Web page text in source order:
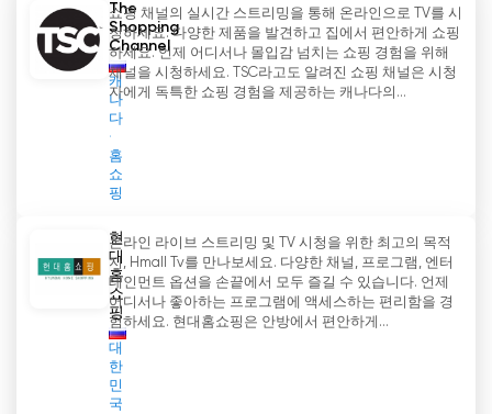
The
Shopping
Channel
캐
나
다
홈
쇼
핑
쇼핑 채널의 실시간 스트리밍을 통해 온라인으로 TV를 시
청하세요. 다양한 제품을 발견하고 집에서 편안하게 쇼핑
하세요. 언제 어디서나 몰입감 넘치는 쇼핑 경험을 위해
채널을 시청하세요. TSC라고도 알려진 쇼핑 채널은 시청
자에게 독특한 쇼핑 경험을 제공하는 캐나다의...
현
대
홈
쇼
핑
대
한
민
국
온라인 라이브 스트리밍 및 TV 시청을 위한 최고의 목적
지, Hmall Tv를 만나보세요. 다양한 채널, 프로그램, 엔터
테인먼트 옵션을 손끝에서 모두 즐길 수 있습니다. 언제
어디서나 좋아하는 프로그램에 액세스하는 편리함을 경
험하세요. 현대홈쇼핑은 안방에서 편안하게...